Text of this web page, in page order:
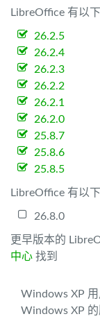
LibreOffice 有以
26.2.5
26.2.4
26.2.3
26.2.2
26.2.1
26.2.0
25.8.7
25.8.6
25.8.5
LibreOffice 有以
26.8.0
更早版本的
中心 找到
Windows XP
Windows XP